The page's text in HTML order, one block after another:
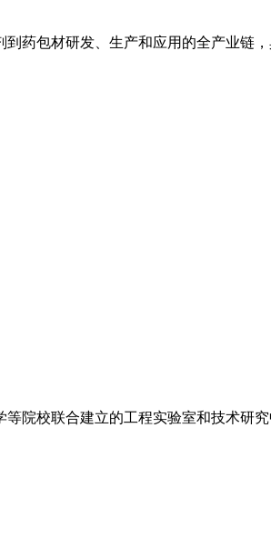
药包材研发、生产和应用的全产业链
院校联合建立的工程实验室和技术研